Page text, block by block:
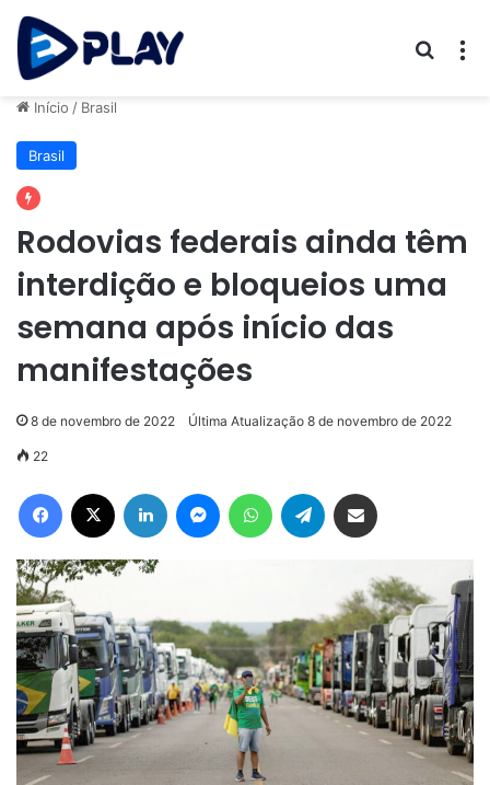
Início / Brasil
Brasil
Rodovias federais ainda têm
interdição e bloqueios uma
semana após início das
manifestações
8 de novembro de 2022 Última Atualização 8 de novembro de 2022
22
Facebook Linkedin MessengerWhatsAppTelegram